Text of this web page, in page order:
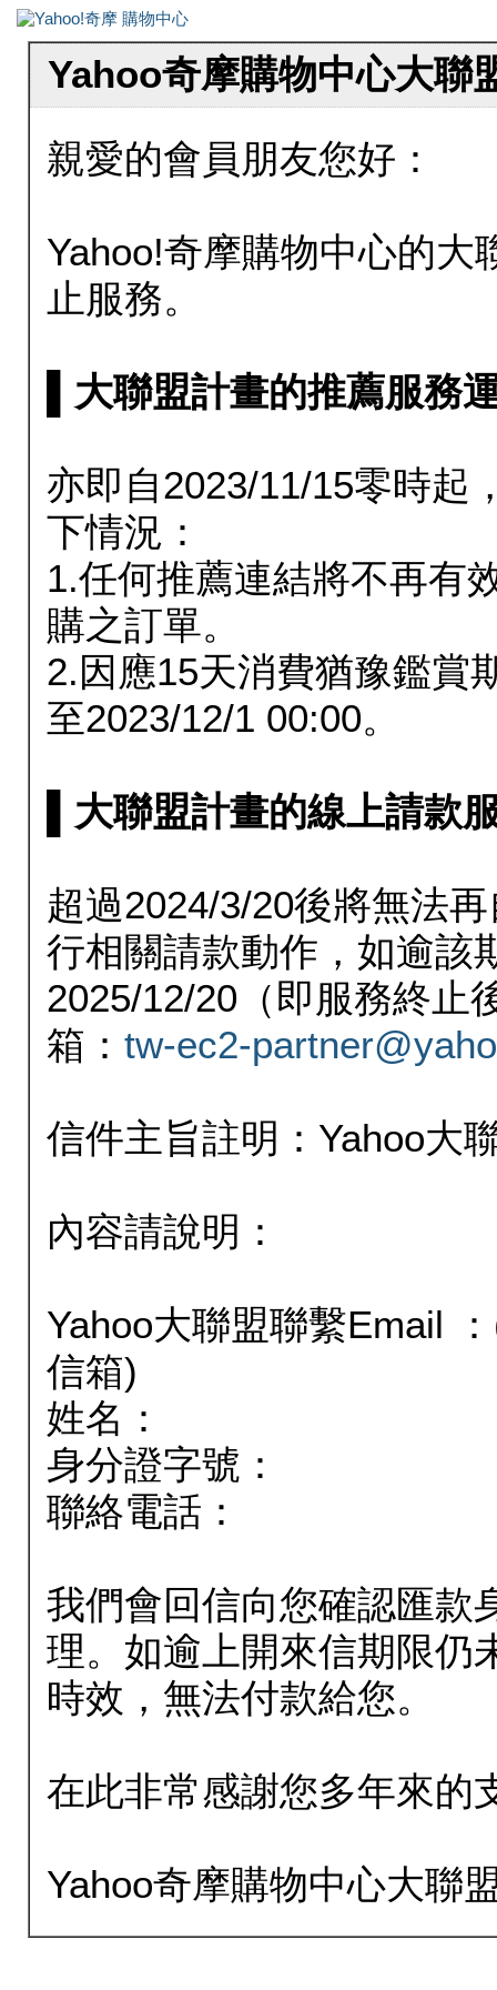
Yahoo奇摩購物中心大聯
親愛的會員朋友您好：
Yahoo!奇摩購物中心的大
止服務。
▌大聯盟計畫的推薦服務
亦即自2023/11/15零時起
下情況：
1.任何推薦連結將不再有
購之訂單。
2.因應15天消費猶豫鑑賞
至2023/12/1 00:00。
▌大聯盟計畫的線上請款
超過2024/3/20後將無法
行相關請款動作，如逾該
2025/12/20（即服務終止
箱： tw-ec2-
信件主旨註明：Yahoo大
內容請說明：
Yahoo大聯盟聯繫Email
信箱)
姓名：
身分證字號：
聯絡電話：
我們會回信向您確認匯款
理。如逾上開來信期限仍
時效，無法付款給您。
在此非常感謝您多年來的
Yahoo奇摩購物中心大